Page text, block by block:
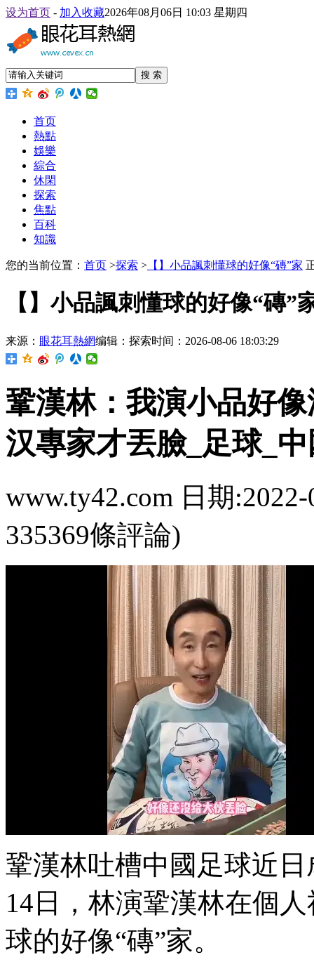
设为首页 - 加入收藏2026年08月06日 10:03 星期四
搜 索
首页
熱點
娛樂
綜合
休閑
探索
焦點
百科
知識
您的当前位置： 首页 >探索 > 【】小品諷刺懂球的好像“磚”家
【】小品諷刺懂球的好像“磚”
来源： 眼花耳熱網编辑：探索时间：2026-08-06 18:03:29
鞏漢林：我演小品
汉專家才丟臉_足球_
www.ty42.com 日期
335369條評論)
鞏漢林吐槽中國足球近日
14日，林演鞏漢林在個
球的好像“磚”家 。